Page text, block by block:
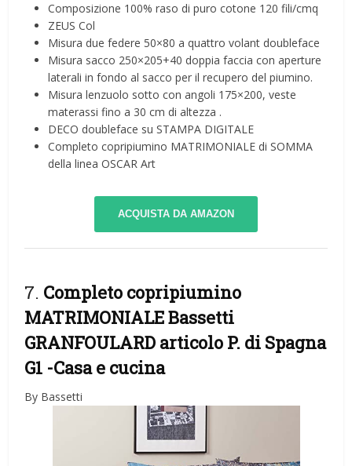
Composizione 100% raso di puro cotone 120 fili/cmq
ZEUS Col
Misura due federe 50×80 a quattro volant doubleface
Misura sacco 250×205+40 doppia faccia con aperture
laterali in fondo al sacco per il recupero del piumino.
Misura lenzuolo sotto con angoli 175×200, veste
materassi fino a 30 cm di altezza .
DECO doubleface su STAMPA DIGITALE
Completo copripiumino MATRIMONIALE di SOMMA
della linea OSCAR Art
ACQUISTA DA AMAZON
7. Completo copripiumino
MATRIMONIALE Bassetti
GRANFOULARD articolo P. di Spagna
G1 -Casa e cucina
By Bassetti